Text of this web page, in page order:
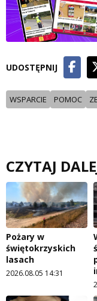
UDOSTĘPNIJ
WSPARCIE POMOC
CZYTAJ
Pożary w
świętokrzyskich
lasach
2026.08.05 14:31